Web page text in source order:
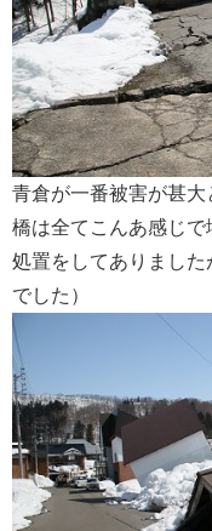
会社案内
青倉が一番被害が甚大
橋は全てこんあ感じ
処置をしてありまし
でした）